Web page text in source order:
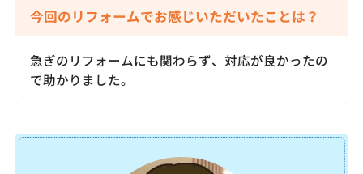
今回のリフォームでお感じいただいたことは？
急ぎのリフォームにも関わらず、対応が良かったの
で助かりました。